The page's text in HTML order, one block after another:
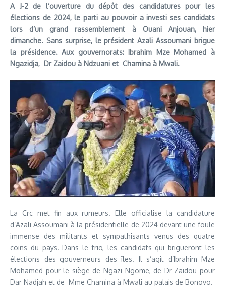
A J-2 de l’ouverture du dépôt des candidatures pour les
élections de 2024, le parti au pouvoir a investi ses candidats
lors d’un grand rassemblement à Ouani Anjouan, hier
dimanche. Sans surprise, le président Azali Assoumani brigue
la présidence. Aux gouvernorats: Ibrahim Mze Mohamed à
Ngazidja, Dr Zaidou à Ndzuani et Chamina à Mwali.
La Crc met fin aux rumeurs. Elle officialise la candidature
d’Azali Assoumani à la présidentielle de 2024 devant une foule
immense des militants et sympathisants venus des quatre
coins du pays. Dans le trio, les candidats qui brigueront les
élections des gouverneurs des îles. Il s’agit d’Ibrahim Mze
Mohamed pour le siège de Ngazi Ngome, de Dr Zaidou pour
Dar Nadjah et de Mme Chamina à Mwali au palais de Bonovo.